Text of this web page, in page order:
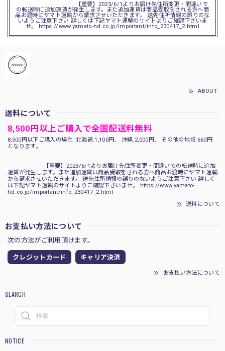
【重要】2023/6/1よりお届け先住所変更・間違いで
の転送時に追加運賃が発生します。また追加運賃は商品受取をされる方へ商
品お渡時にヤマト運輸から請求させいただきます。 送先住所情報の誤りのな
いようご注意下さい 詳しくは下記ヤマト運輸のサイトよりご確認下さいま
せ。 https://www.yamato-hd.co.jp/important/info_230417_2.html
ABOUT
送料について
8,500円以上ご購入で全国配送料無料
8,500円以下ご購入の場合: 北海道:1,100円、 沖縄:2,000円、 その他の地域:660円
となります。
【重要】2023/6/1よりお届け先住所変更・間違いでの転送時に追加
運賃が発生します。また追加運賃は商品受取をされる方へ商品お渡時にヤマト運輸
から請求させいただきます。 送先住所情報の誤りのないようご注意下さい 詳しく
は下記ヤマト運輸のサイトよりご確認下さいませ。 https://www.yamato-
hd.co.jp/important/info_230417_2.html
送料について
お支払い方法について
次の方法がご利用頂けます。
クレジットカード キャリア決済
お支払い方法について
SEARCH
NOTICE